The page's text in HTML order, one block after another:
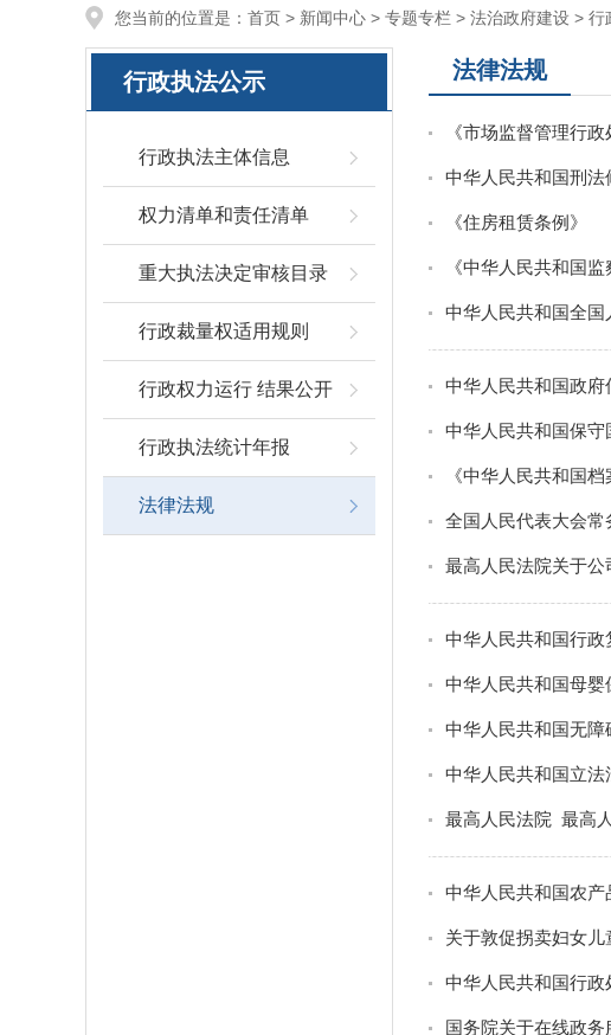
您当前的位置是： 首页 > 新闻中心 > 专题专栏 > 法治政府建设 > 行
行政执法公示
行政执法主体信息
权力清单和责任清单
重大执法决定审核目录
行政裁量权适用规则
行政权力运行 结果公开
行政执法统计年报
法律法规
法律法规
《市场监督管理行政
中华人民共和国刑法
《住房租赁条例》
《中华人民共和国监
中华人民共和国全
中华人民共和国政府
中华人民共和国保
《中华人民共和国
全国人民代表大会
最高人民法院关于
中华人民共和国行政
中华人民共和国母
中华人民共和国无障
中华人民共和国立法
最高人民法院 最高
中华人民共和国农产
关于敦促拐卖妇女
中华人民共和国行政
国务院关于在线政务